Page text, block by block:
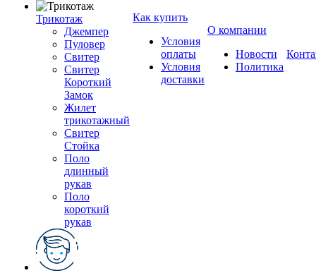
Трикотаж
Джемпер
Пуловер
Свитер
Свитер
Короткий
Замок
Жилет
трикотажный
Свитер
Стойка
Поло
длинный
рукав
Поло
короткий
рукав
Как купить
Условия
оплаты
Условия
доставки
О компании
Новости
Политика